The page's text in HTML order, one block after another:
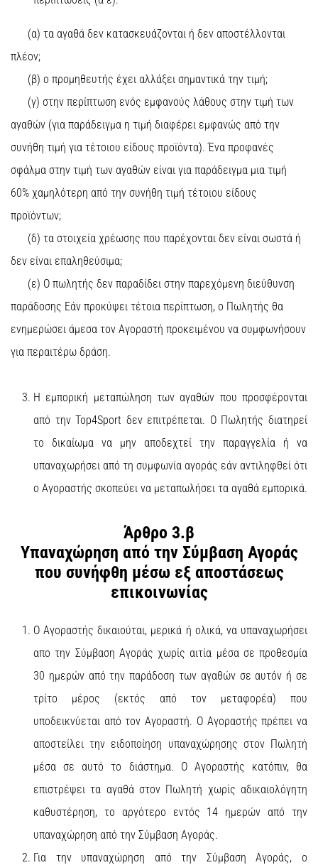
(α) τα αγαθά δεν κατασκευάζονται ή δεν αποστέλλονται
πλέον;
(β) ο προμηθευτής έχει αλλάξει σημαντικά την τιμή;
(γ) στην περίπτωση ενός εμφανούς λάθους στην τιμή των
αγαθών (για παράδειγμα η τιμή διαφέρει εμφανώς από την
συνήθη τιμή για τέτοιου είδους προϊόντα). Ένα προφανές
σφάλμα στην τιμή των αγαθών είναι για παράδειγμα μια τιμή
60% χαμηλότερη από την συνήθη τιμή τέτοιου είδους
προϊόντων;
(δ) τα στοιχεία χρέωσης που παρέχονται δεν είναι σωστά ή
δεν είναι επαληθεύσιμα;
(ε) Ο πωλητής δεν παραδίδει στην παρεχόμενη διεύθυνση
παράδοσης Εάν προκύψει τέτοια περίπτωση, ο Πωλητής θα
ενημερώσει άμεσα τον Αγοραστή προκειμένου να συμφωνήσουν
για περαιτέρω δράση.
Η εμπορική μεταπώληση των αγαθών που προσφέρονται
από την Top4Sport δεν επιτρέπεται. Ο Πωλητής διατηρεί
το δικαίωμα να μην αποδεχτεί την παραγγελία ή να
υπαναχωρήσει από τη συμφωνία αγοράς εάν αντιληφθεί ότι
ο Αγοραστής σκοπεύει να μεταπωλήσει τα αγαθά εμπορικά.
Άρθρο 3.β
Υπαναχώρηση από την Σύμβαση Αγοράς
που συνήφθη μέσω εξ αποστάσεως
επικοινωνίας
Ο Αγοραστής δικαιούται, μερικά ή ολικά, να υπαναχωρήσει
απο την Σύμβαση Αγοράς χωρίς αιτία μέσα σε προθεσμία
30 ημερών από την παράδοση των αγαθών σε αυτόν ή σε
τρίτο μέρος (εκτός από τον μεταφορέα) που
υποδεικνύεται από τον Αγοραστή. Ο Αγοραστής πρέπει να
αποστείλει την ειδοποίηση υπαναχώρησης στον Πωλητή
μέσα σε αυτό το διάστημα. Ο Αγοραστής κατόπιν, θα
επιστρέψει τα αγαθά στον Πωλητή χωρίς αδικαιολόγητη
καθυστέρηση, το αργότερο εντός 14 ημερών από την
υπαναχώρηση από την Σύμβαση Αγοράς.
Για την υπαναχώρηση από την Σύμβαση Αγοράς, ο